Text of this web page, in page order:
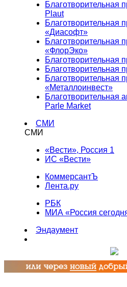
Благотворительная
Plaut
Благотворительная
«Диасофт»
Благотворительная
«ФлорЭко»
Благотворительная
Благотворительная
Благотворительная
«Металлоинвест»
Благотворительная
Parle Market
СМИ
СМИ
«Вести», Россия 1
ИС «Вести»
КоммерсантЪ
Лента.ру
РБК
МИА «Россия
Эндаумент